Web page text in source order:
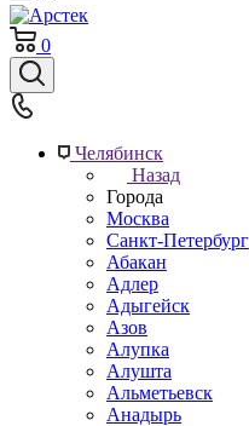
0
Челябинск
Назад
Города
Москва
Санкт-Петербург
Абакан
Адлер
Адыгейск
Азов
Алупка
Алушта
Альметьевск
Анадырь